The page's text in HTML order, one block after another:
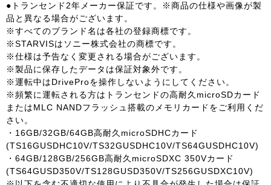
●トランセンド2年メーカー保証です。※商品の仕様や画像が製
品と異なる場合がございます。
※すべてのブランド名は各社の登録商標です。
※STARVISはソニー株式会社の商標です。
※仕様は予告なく変更される場合がございます。
※製品に保存したデータは保証対象外です。
※運転中はDriveProを操作しないようにしてください。
※頻繁に運転される方はトランセンドの高耐久microSDカード
またはMLC NANDフラッシュ搭載のメモリカードをご利用くだ
さい。
・16GB/32GB/64GB高耐久microSDHCカード
(TS16GUSDHC10V/TS32GUSDHC10V/TS64GUSDHC10V)
・64GB/128GB/256GB高耐久microSDXC 350Vカード
(TS64GUSD350V/TS128GUSD350V/TS256GUSDXC10V)